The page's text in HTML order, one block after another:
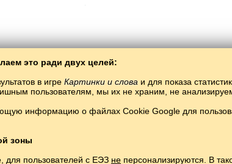
это ради двух целей:
в игре Картинки и слова и для показа
ишным пользователям, мы их не храним, не
информацию о файлах Cookie Google для
зоны
пользователей с ЕЭЗ не персонализируются. В
Все права защищены.